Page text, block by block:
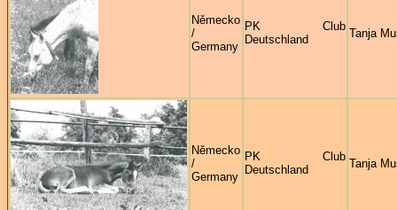
Německo
/
Germany
PK Club
Deutschland
Tanja
Německo
/
Germany
PK Club
Deutschland
Tanja